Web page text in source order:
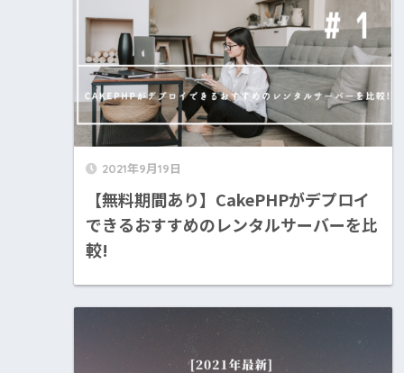
2021年9月19日
【無料期間あり】CakePHPがデプロイ
できるおすすめのレンタルサーバーを比
較!